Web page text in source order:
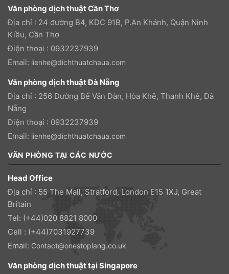
Văn phòng dịch thuật Cần Thơ
Địa chỉ : 24 đường B4, KDC 91B, P.An Khánh, Quận Ninh
Kiều, Cần Thơ
Điện thoại : 0932237939
Email: lienhe@dichthuatchaua.com
Văn phòng dịch thuật Đà Nẵng
Địa chỉ : 256 Đường Bế Văn Đàn, Hòa Khê, Thanh Khê, Đà
Nẵng
Điện thoại : 0932237939
Email: lienhe@dichthuatchaua.com
VĂN PHÒNG TẠI CÁC NƯỚC
Head Office
Địa chỉ : 55 The Mall, Stratford, London E15 1XJ, Great
Britain
Tel: (+44)020 8821 8000
Cell : (+44)7031927739
Email: Contact@onestoplang.co.uk
Văn phòng dịch thuật tại Singapore